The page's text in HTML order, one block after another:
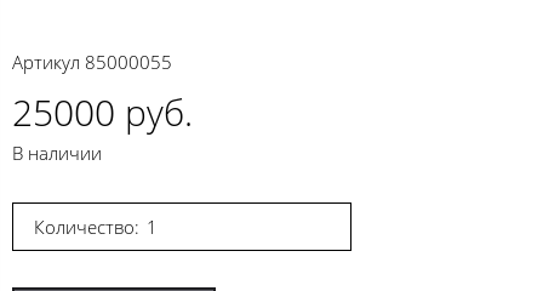
Артикул 85000055
25000 руб.
В наличии
Количество: